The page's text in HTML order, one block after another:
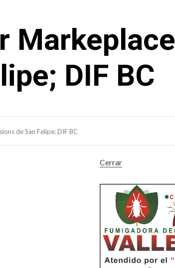
Markeplace
DIF BC
de San Felipe; DIF BC
Cerrar